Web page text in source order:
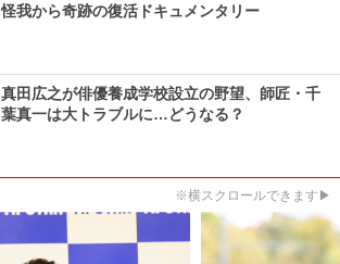
怪我から奇跡の復活ドキュメンタリー
真田広之が俳優養成学校設立の野望、師匠・千
葉真一は大トラブルに…どうなる？
※横スクロールできます▶